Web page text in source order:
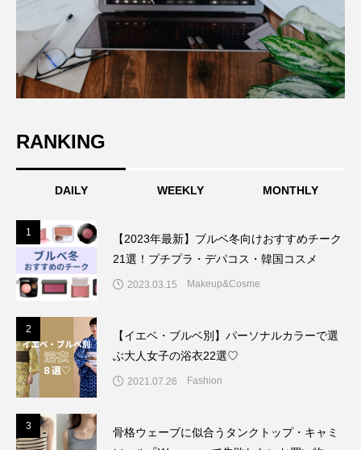
RANKING
DAILY WEEKLY MONTHLY
1
【2023年最新】ブルベ冬向けおすすめチーク
21選！プチプラ・デパコス・韓国コスメ
2023.03.15 Makeup&Cosme
2
【イエベ・ブルベ別】パーソナルカラーで選
ぶ大人女子の浴衣22選♡
2021.07.26 Fashion
3
骨格ウェーブに似合うタンクトップ・キャミ